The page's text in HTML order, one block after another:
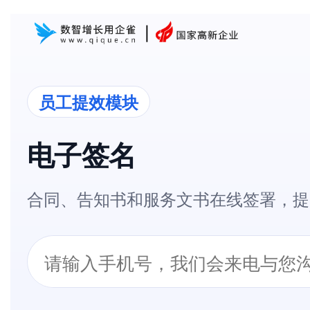
员工提效模块
电子签名
合同、告知书和服务文书在线签署，